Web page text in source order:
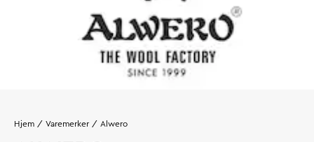
Hjem Varemerker Alwero